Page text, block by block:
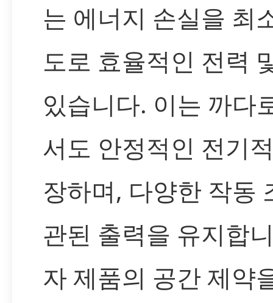
는 에너지 손실을 최
도로 효율적인 전력
있습니다. 이는 까다
서도 안정적인 전기
장하며, 다양한 작동
관된 출력을 유지합
자 제품의 공간 제약